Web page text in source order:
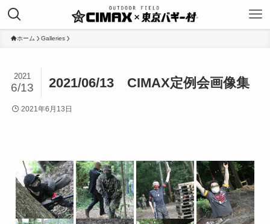
ホーム Galleries
2021/06/13 CIMAX定例会画像集
2021
6/13
2021年6月13日